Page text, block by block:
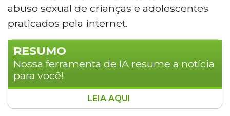
abuso sexual de crianças e adolescentes
praticados pela internet.
RESUMO
Nossa ferramenta de IA resume a notícia
para você!
A Polícia Federal cumpriu mandado de
LEIA AQUI